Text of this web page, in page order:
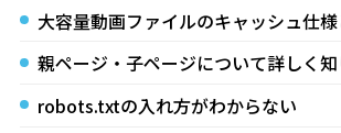
大容量動画ファイルのキャッシュ仕
親ページ・子ページについて詳しく
robots.txtの入れ方がわからない